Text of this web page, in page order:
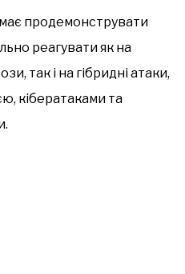
продемонструвати
реагувати як на
так і на гібридні атаки,
кібератаками та